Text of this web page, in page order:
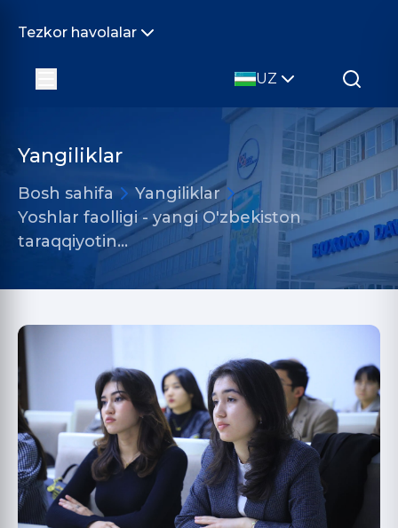
Tezkor havolalar
UZ
Yangiliklar
Bosh sahifa
Yangiliklar
Yoshlar faolligi - yangi O'zbekiston
taraqqiyotin…